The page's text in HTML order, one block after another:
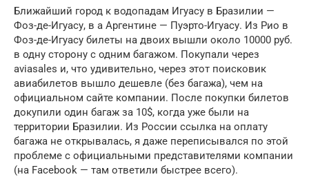
Ближайший город к водопадам Игуасу в Бразилии —
Фоз-де-Игуасу, в а Аргентине — Пуэрто-Игуасу. Из Рио в
Фоз-де-Игуасу билеты на двоих вышли около 10000 руб.
в одну сторону с одним багажом. Покупали через
aviasales и, что удивительно, через этот поисковик
авиабилетов вышло дешевле (без багажа), чем на
официальном сайте компании. После покупки билетов
докупили один багаж за 10$, когда уже были на
территории Бразилии. Из России ссылка на оплату
багажа не открывалась, я даже переписывался по этой
проблеме с официальными представителями компании
(на Facebook — там ответили быстрее всего).